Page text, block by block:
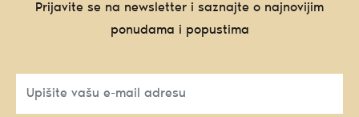
Prijavite se na newsletter i saznajte o najnovijim
ponudama i popustima